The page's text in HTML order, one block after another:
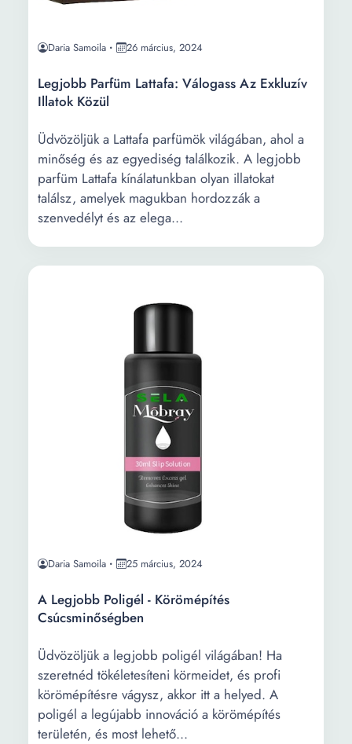
Daria Samoila 26 március, 2024
Legjobb Parfüm Lattafa: Válogass Az Exkluzív
Illatok Közül
Üdvözöljük a Lattafa parfümök világában, ahol a
minőség és az egyediség találkozik. A legjobb
parfüm Lattafa kínálatunkban olyan illatokat
találsz, amelyek magukban hordozzák a
szenvedélyt és az elega...
Daria Samoila 25 március, 2024
A Legjobb Poligél - Körömépítés
Csúcsminőségben
Üdvözöljük a legjobb poligél világában! Ha
szeretnéd tökéletesíteni körmeidet, és profi
körömépítésre vágysz, akkor itt a helyed. A
poligél a legújabb innováció a körömépítés
területén, és most lehető...